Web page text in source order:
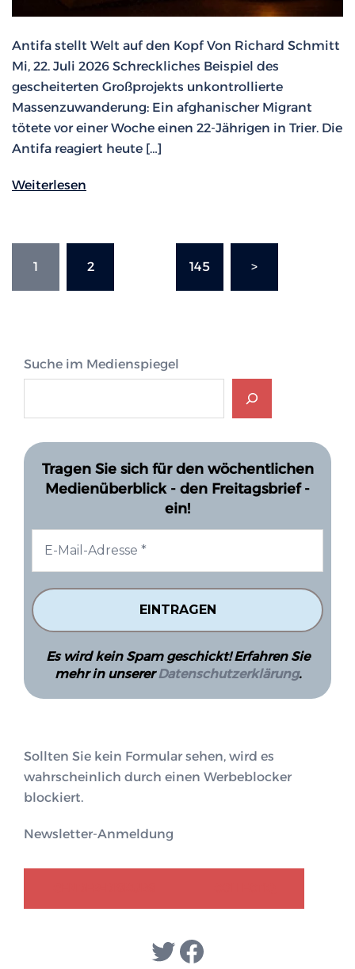
Antifa stellt Welt auf den Kopf Von Richard Schmitt
Mi, 22. Juli 2026 Schreckliches Beispiel des
gescheiterten Großprojekts unkontrollierte
Massenzuwanderung: Ein afghanischer Migrant
tötete vor einer Woche einen 22-Jährigen in Trier. Die
Antifa reagiert heute […]
Weiterlesen
der
Beiträge
1 2 145 >
Suche im Medienspiegel
Tragen Sie sich für den wöchentlichen
Medienüberblick - den Freitagsbrief -
ein!
Es wird kein Spam geschickt! Erfahren Sie
mehr in unsererDatenschutzerklärung.
Sollten Sie kein Formular sehen, wird es
wahrscheinlich durch einen Werbeblocker
blockiert.
Newsletter-Anmeldung
Twitter
Facebook